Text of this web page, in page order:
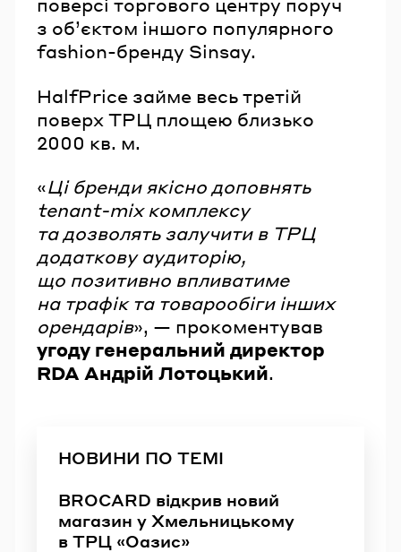
поверсі торгового центру поруч
з об’єктом іншого популярного
fashion-бренду Sinsay.
HalfPrice займе весь третій
поверх ТРЦ площею близько
2000 кв. м.
«Ці бренди якісно доповнять
tenant-mix комплексу
та дозволять залучити в ТРЦ
додаткову аудиторію,
що позитивно впливатиме
на трафік та товарообіги інших
орендарів», — прокоментував
угоду генеральний директор
RDA Андрій Лотоцький.
НОВИНИ ПО ТЕМІ
BROCARD відкрив новий
магазин у Хмельницькому
в ТРЦ «Оазис»